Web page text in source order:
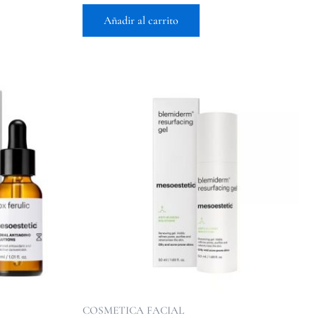
5.00
Añadir al carrito
COSMETICA FACIAL